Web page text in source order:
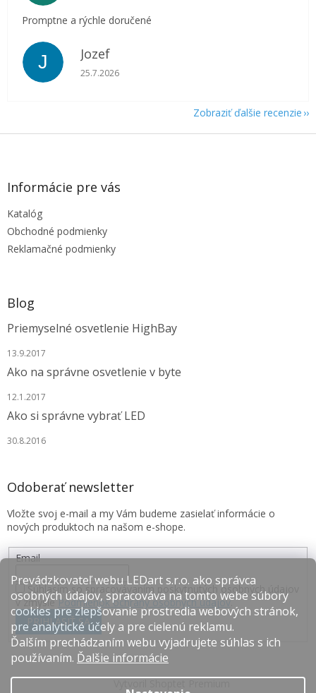
Prevádzkovateľ webu LEDart s.r.o. ako správca
osobných údajov, spracováva na tomto webe súbory
cookies pre zlepšovanie prostredia webových stránok,
pre analytické účely a pre cielenú reklamu.
Ďalším prechádzaním webu vyjadrujete súhlas s ich
používaním. Ďalšie informácie
Promptne a rýchle doručené
J Jozef
Hodnotenie obchodu je 5 z 5 hviezdičiek.
25.7.2026
Zobraziť ďalšie recenzie
Z
Informácie pre vás
Katalóg
Obchodné podmienky
Reklamačné podmienky
Blog
Priemyselné osvetlenie HighBay
13.9.2017
Ako na správne osvetlenie v byte
12.1.2017
Ako si správne vybrať LED
30.8.2016
Odoberať newsletter
Vložte svoj e-mail a my Vám budeme zasielať informácie o
nových produktoch na našom e-shope.
Email
Súhlasím so spracovávaním poskytnutých osobných údajov
v zmysle Podmienok ochrany osobných údajov.
PRIHLÁSIŤ SA